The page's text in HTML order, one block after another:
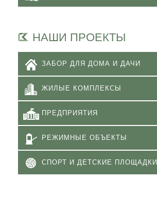
НАШИ ПРОЕКТЫ
ЗАБОР ДЛЯ ДОМА И ДАЧИ
ЖИЛЫЕ КОМПЛЕКСЫ
ПРЕДПРИЯТИЯ
РЕЖИМНЫЕ ОБЪЕКТЫ
СПОРТ И ДЕТСКИЕ ПЛОЩАДКИ